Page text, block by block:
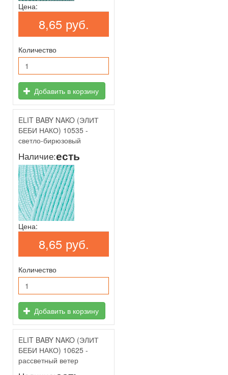
Цена:
8,65 руб.
Количество
Добавить в корзину
ELIT BABY NAKO (ЭЛИТ
БЕБИ НАКО) 10535 -
светло-бирюзовый
Наличие:есть
Цена:
8,65 руб.
Количество
Добавить в корзину
ELIT BABY NAKO (ЭЛИТ
БЕБИ НАКО) 10625 -
рассветный ветер